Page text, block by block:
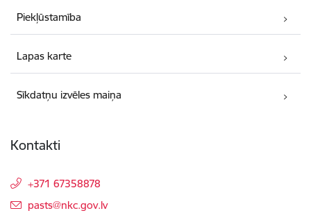
Piekļūstamība
Lapas karte
Sīkdatņu izvēles maiņa
Kontakti
+371 67358878
E-pasts:
pasts@nkc.gov.lv